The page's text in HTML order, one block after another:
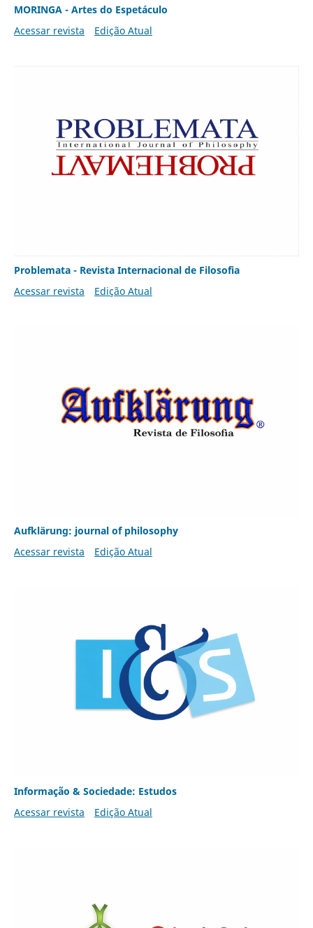
MORINGA - Artes do Espetáculo
Acessar revista
Edição Atual
Problemata - Revista Internacional de Filosofia
Acessar revista
Edição Atual
Aufklärung: journal of philosophy
Acessar revista
Edição Atual
Informação & Sociedade: Estudos
Acessar revista
Edição Atual